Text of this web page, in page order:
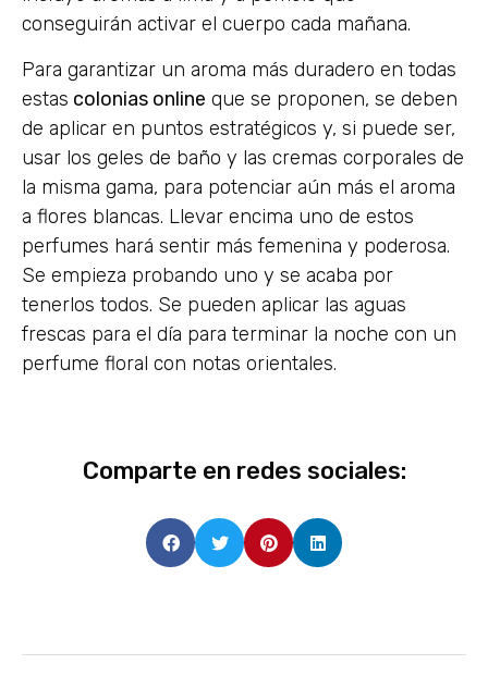
conseguirán activar el cuerpo cada mañana.
Para garantizar un aroma más duradero en todas
estas colonias online que se proponen, se deben
de aplicar en puntos estratégicos y, si puede ser,
usar los geles de baño y las cremas corporales de
la misma gama, para potenciar aún más el aroma
a flores blancas. Llevar encima uno de estos
perfumes hará sentir más femenina y poderosa.
Se empieza probando uno y se acaba por
tenerlos todos. Se pueden aplicar las aguas
frescas para el día para terminar la noche con un
perfume floral con notas orientales.
Comparte en redes sociales: